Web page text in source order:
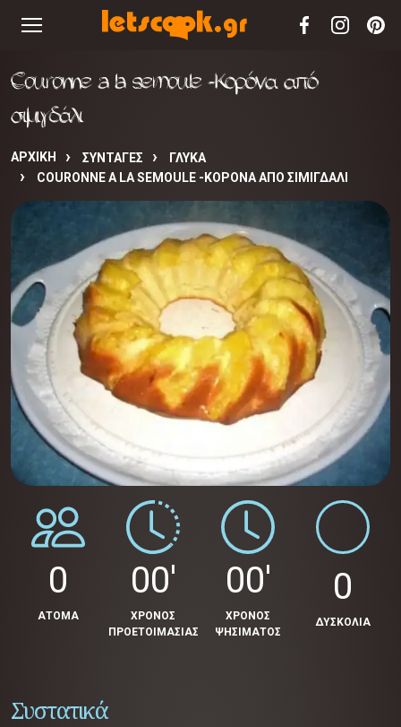
Couronne a la semoule -Κορόνα από
σιμιγδάλι
ΑΡΧΙΚΉ ΣΥΝΤΑΓΈΣ
ΓΛΥΚΑ
COURONNE A LA SEMOULE -ΚΟΡΌΝΑ ΑΠΌ ΣΙΜΙΓΔΆΛΙ
0
ΑΤΟΜΑ
00'
ΧΡΟΝΟΣ
ΠΡΟΕΤΟΙΜΑΣΙΑΣ
00'
ΧΡΟΝΟΣ
ΨΗΣΙΜΑΤΟΣ
0
ΔΥΣΚΟΛΙΑ
Συστατικά